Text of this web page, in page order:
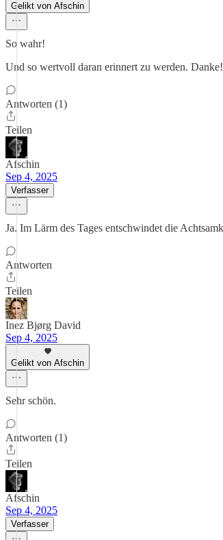
Gelikt von Afschin
So wahr!
Und so wertvoll daran erinnert zu werden. Danke!
Antworten (1)
Teilen
Afschin
Sep 4, 2025
Verfasser
Ja. Im Lärm des Tages entschwindet die
Antworten
Teilen
Inez Bjørg David
Sep 4, 2025
Gelikt von Afschin
Sehr schön.
Antworten (1)
Teilen
Afschin
Sep 4, 2025
Verfasser